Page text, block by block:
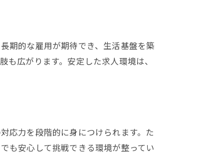
期的な雇用が期待でき、生活基盤を築
広がります。安定した求人環境は、
応力を段階的に身につけられます。た
も安心して挑戦できる環境が整ってい